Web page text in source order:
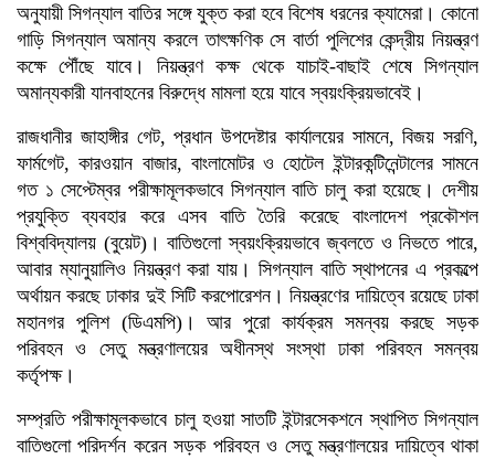
অনুযায়ী সিগন্যাল বাতির সঙ্গে যুক্ত করা হবে বিশেষ ধরনের ক্যামেরা। কোনো
গাড়ি সিগন্যাল অমান্য করলে তাৎক্ষণিক সে বার্তা পুলিশের কেন্দ্রীয় নিয়ন্ত্রণ
কক্ষে পৌঁছে যাবে। নিয়ন্ত্রণ কক্ষ থেকে যাচাই-বাছাই শেষে সিগন্যাল
অমান্যকারী যানবাহনের বিরুদ্ধে মামলা হয়ে যাবে স্বয়ংক্রিয়ভাবেই।
রাজধানীর জাহাঙ্গীর গেট, প্রধান উপদেষ্টার কার্যালয়ের সামনে, বিজয় সরণি,
ফার্মগেট, কারওয়ান বাজার, বাংলামোটর ও হোটেল ইন্টারকন্টিনেন্টালের সামনে
গত ১ সেপ্টেম্বর পরীক্ষামূলকভাবে সিগন্যাল বাতি চালু করা হয়েছে। দেশীয়
প্রযুক্তি ব্যবহার করে এসব বাতি তৈরি করেছে বাংলাদেশ প্রকৌশল
বিশ্ববিদ্যালয় (বুয়েট)। বাতিগুলো স্বয়ংক্রিয়ভাবে জ্বলতে ও নিভতে পারে,
আবার ম্যানুয়ালিও নিয়ন্ত্রণ করা যায়। সিগন্যাল বাতি স্থাপনের এ প্রকল্পে
অর্থায়ন করছে ঢাকার দুই সিটি করপোরেশন। নিয়ন্ত্রণের দায়িত্বে রয়েছে ঢাকা
মহানগর পুলিশ (ডিএমপি)। আর পুরো কার্যক্রম সমন্বয় করছে সড়ক
পরিবহন ও সেতু মন্ত্রণালয়ের অধীনস্থ সংস্থা ঢাকা পরিবহন সমন্বয়
কর্তৃপক্ষ।
সম্প্রতি পরীক্ষামূলকভাবে চালু হওয়া সাতটি ইন্টারসেকশনে স্থাপিত সিগন্যাল
বাতিগুলো পরিদর্শন করেন সড়ক পরিবহন ও সেতু মন্ত্রণালয়ের দায়িত্বে থাকা